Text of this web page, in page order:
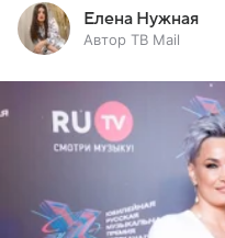
Елена Нужная
Автор ТВ Mail